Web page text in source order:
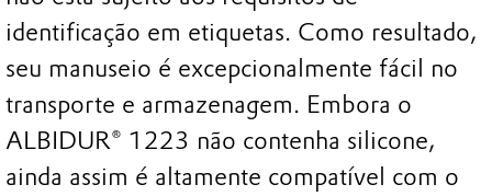
identificação em etiquetas. Como resultado,
seu manuseio é excepcionalmente fácil no
transporte e armazenagem. Embora o
ALBIDUR® 1223 não contenha silicone,
ainda assim é altamente compatível com o